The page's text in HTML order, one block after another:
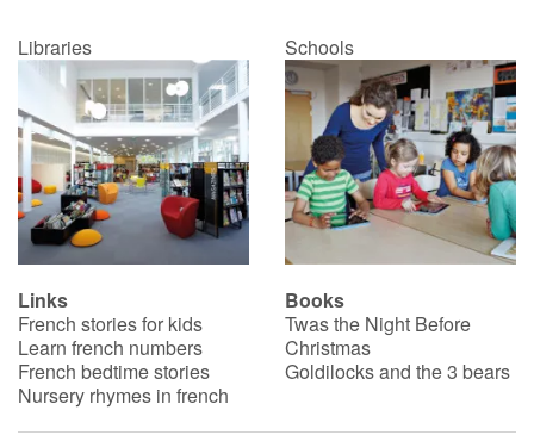
Libraries Schools
Links
French stories for kids
Learn french numbers
French bedtime stories
Nursery rhymes in french
Books
Twas the Night Before
Christmas
Goldilocks and the 3 bears